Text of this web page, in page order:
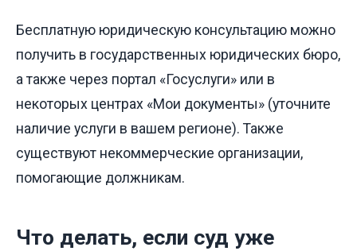
Бесплатную юридическую консультацию можно
получить в государственных юридических бюро,
а также через портал «Госуслуги» или в
некоторых центрах «Мои документы» (уточните
наличие услуги в вашем регионе). Также
существуют некоммерческие организации,
помогающие должникам.
Что делать, если суд уже